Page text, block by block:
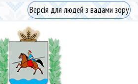
Версія для людей з вадами зору